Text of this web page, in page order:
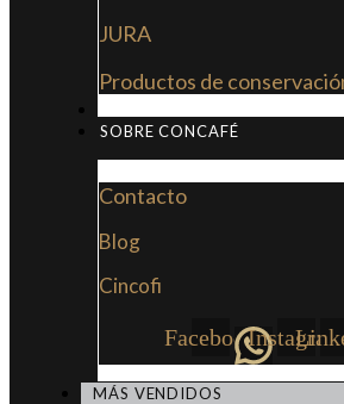
JURA
Productos de
SOBRE CONCAFÉ
Contacto
Blog
Cincofi
FacebookInstagram
MÁS VENDIDOS